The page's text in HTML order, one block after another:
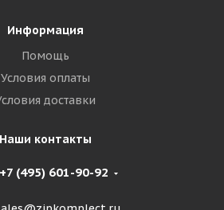
Информация
Помощь
Условия оплаты
доставки
Наши контакты
+7 (495) 601-90-92